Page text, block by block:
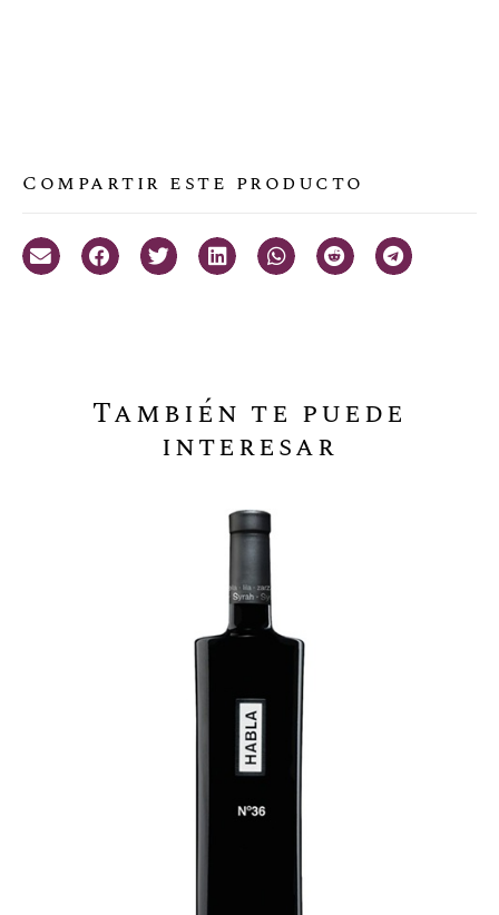
Compartir este producto
También te puede
interesar